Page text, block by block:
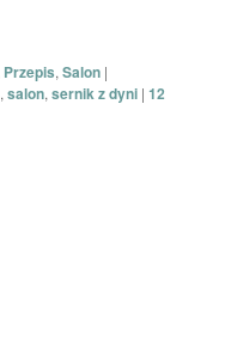
Przepis,Salon |
,salon,sernik z dyni |12